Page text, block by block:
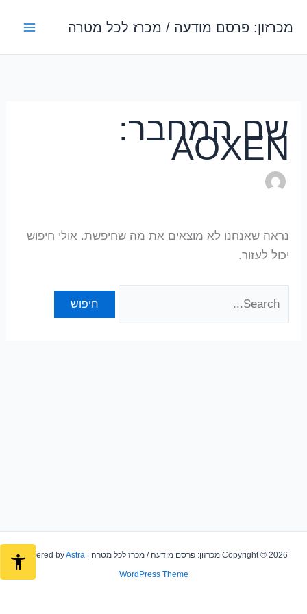
לתוכןמכרזון: פרסם מודעה / מכרז לכל מטרה
שם המחבר:
AOXEN
נראה שאנחנו לא מוצאים את מה שחיפשת. אולי חיפוש
יכול לעזור.
Copyright © 2026 מכרזון: פרסם מודעה / מכרז לכל מטרה | Powered by
Astra
WordPress Theme